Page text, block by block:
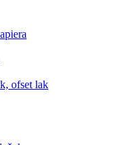
ofset lak